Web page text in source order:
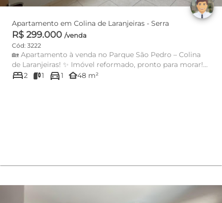
Apartamento em Colina de Laranjeiras - Serra
R$ 299.000 /venda
Cód: 3222
🏡 Apartamento à venda no Parque São Pedro – Colina
de Laranjeiras! ✨ Imóvel reformado, pronto para morar!
🛏️ 2 quart...
bed2 1 directions_car1 other_houses48 m²